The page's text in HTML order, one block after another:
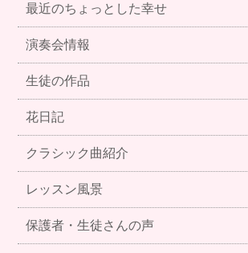
最近のちょっとした幸せ
演奏会情報
生徒の作品
花日記
クラシック曲紹介
レッスン風景
保護者・生徒さんの声